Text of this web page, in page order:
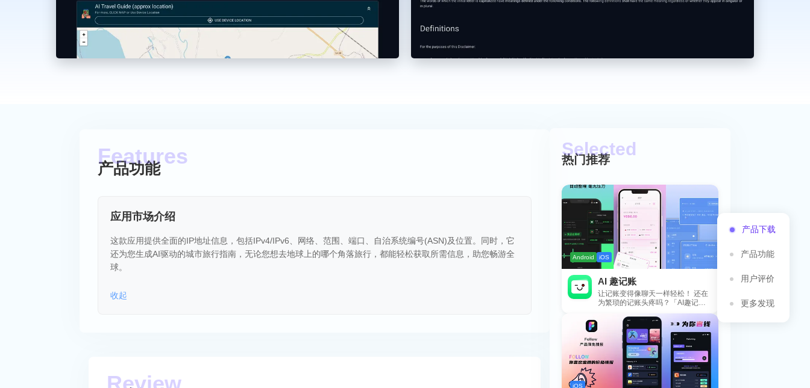
产品下载
产品功能
用户评价
更多发现
产品功能
应用市场介绍
这款应用提供全面的IP地址信息，包括IPv4/IPv6、网络、范围、端口、自治系统编号(ASN)及位置。同时，它
还为您生成AI驱动的城市旅行指南，无论您想去地球上的哪个角落旅行，都能轻松获取所需信息，助您畅游全
球。
收起
热门推荐
Android iOS
AI 趣记账
让记账变得像聊天一样轻松！ 还在
为繁琐的记账头疼吗？「AI趣记
账」来拯救你啦！这款智能记账工
具专为懒...
iOS